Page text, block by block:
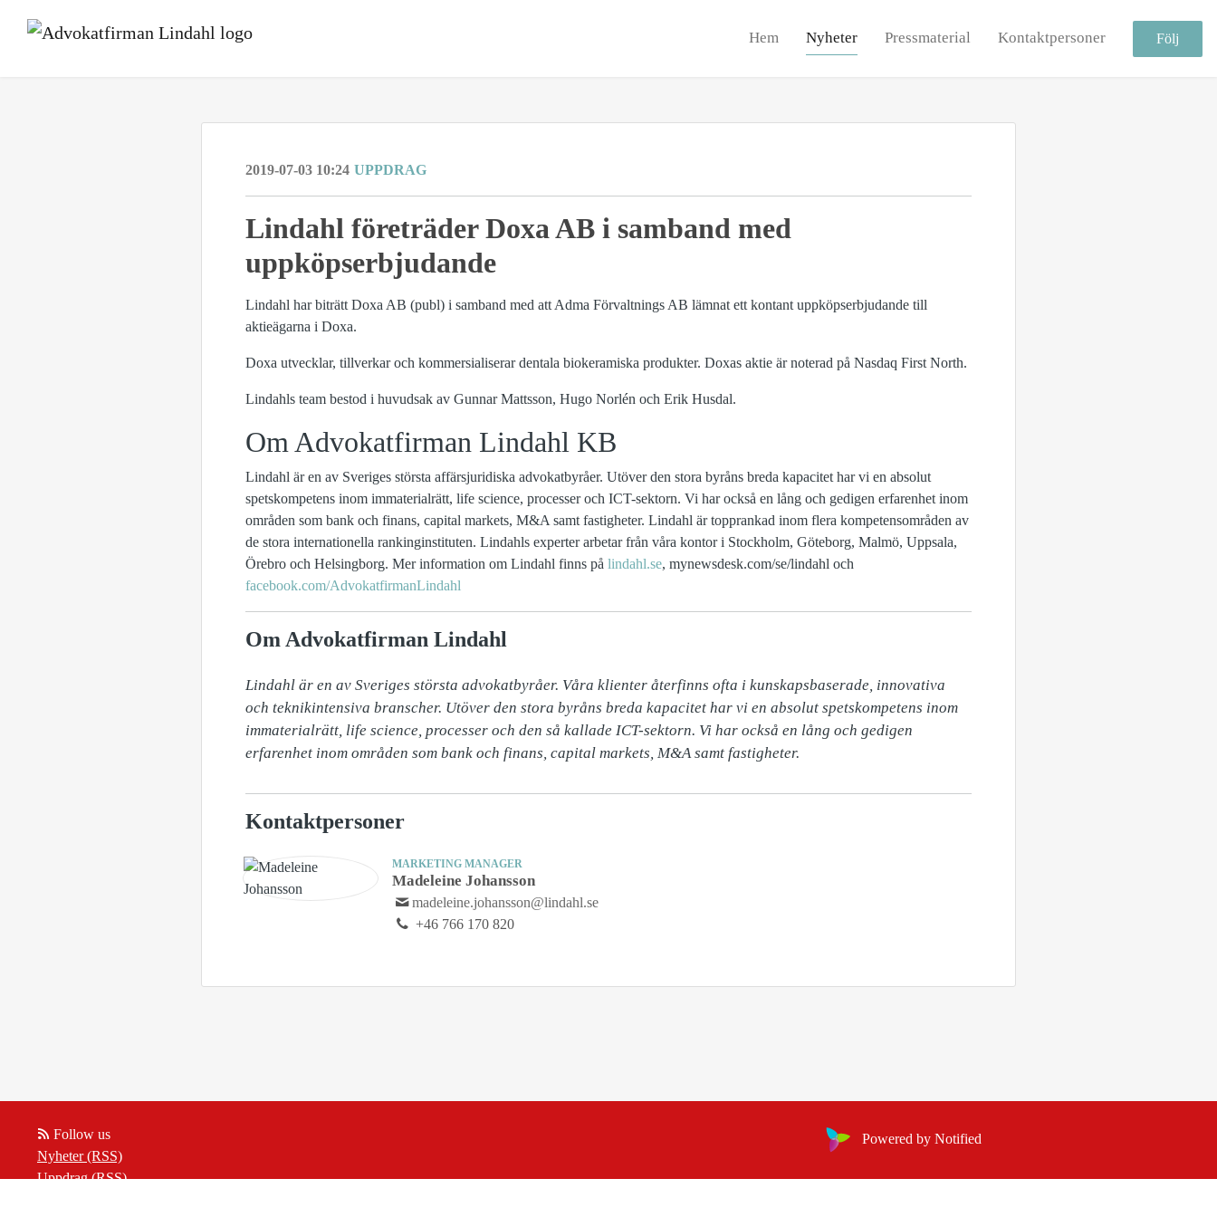
Hem Nyheter Pressmaterial Kontaktpersoner Följ
2019-07-03 10:24 UPPDRAG
Lindahl företräder Doxa AB i samband med
uppköpserbjudande
Lindahl har biträtt Doxa AB (publ) i samband med att Adma Förvaltnings AB lämnat ett kontant uppköpserbjudande till
aktieägarna i Doxa.
Doxa utvecklar, tillverkar och kommersialiserar dentala biokeramiska produkter. Doxas aktie är noterad på Nasdaq First North.
Lindahls team bestod i huvudsak av Gunnar Mattsson, Hugo Norlén och Erik Husdal.
Om Advokatfirman Lindahl KB
Lindahl är en av Sveriges största affärsjuridiska advokatbyråer. Utöver den stora byråns breda kapacitet har vi en absolut
spetskompetens inom immaterialrätt, life science, processer och ICT-sektorn. Vi har också en lång och gedigen erfarenhet inom
områden som bank och finans, capital markets, M&A samt fastigheter. Lindahl är topprankad inom flera kompetensområden av
de stora internationella rankinginstituten. Lindahls experter arbetar från våra kontor i Stockholm, Göteborg, Malmö, Uppsala,
Örebro och Helsingborg. Mer information om Lindahl finns på lindahl.se, mynewsdesk.com/se/lindahl och
facebook.com/AdvokatfirmanLindahl
Om Advokatfirman Lindahl
Lindahl är en av Sveriges största advokatbyråer. Våra klienter återfinns ofta i kunskapsbaserade, innovativa
och teknikintensiva branscher. Utöver den stora byråns breda kapacitet har vi en absolut spetskompetens inom
immaterialrätt, life science, processer och den så kallade ICT-sektorn. Vi har också en lång och gedigen
erfarenhet inom områden som bank och finans, capital markets, M&A samt fastigheter.
Kontaktpersoner
MARKETING MANAGER
Madeleine Johansson
madeleine.johansson@lindahl.se
+46 766 170 820
Follow us
Nyheter (RSS)
Uppdrag (RSS)
Powered by Notified